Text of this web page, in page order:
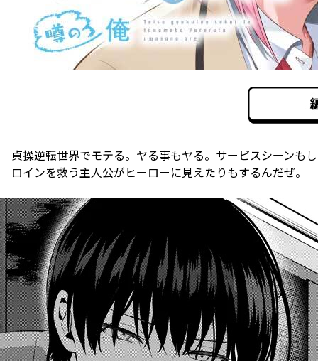
貞操逆転世界でモテる。ヤる事もヤる。サービスシーン
ロインを救う主人公がヒーローに見えたりもするんだぜ。